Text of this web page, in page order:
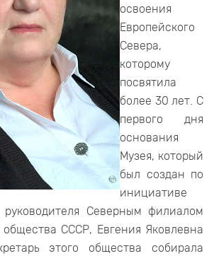
освоения
Европейского
Севера,
которому
посвятила
более 30 лет. С
первого дня
основания
Музея, который
был создан по
инициативе
Северным филиалом
общества СССР, Евгения Яковлевна
этого общества собирала